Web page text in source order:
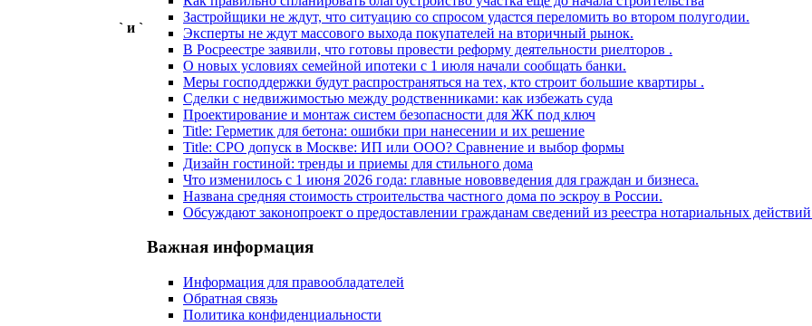
` и `
Застройщики не ждут, что ситуацию со спросом удастся переломить во втором полугодии.
Эксперты не ждут массового выхода покупателей на вторичный рынок.
В Росреестре заявили, что готовы провести реформу деятельности риелторов .
О новых условиях семейной ипотеки с 1 июля начали сообщать банки.
Меры господдержки будут распространяться на тех, кто строит большие квартиры .
Сделки с недвижимостью между родственниками: как избежать суда
Проектирование и монтаж систем безопасности для ЖК под ключ
Title: Герметик для бетона: ошибки при нанесении и их решение
Title: СРО допуск в Москве: ИП или ООО? Сравнение и выбор формы
Дизайн гостиной: тренды и приемы для стильного дома
Что изменилось с 1 июня 2026 года: главные нововведения для граждан и бизнеса.
Названа средняя стоимость строительства частного дома по эскроу в России.
Обсуждают законопроект о предоставлении гражданам сведений из реестра нотариальных
Важная информация
Информация для правообладателей
Обратная связь
Политика конфиденциальности